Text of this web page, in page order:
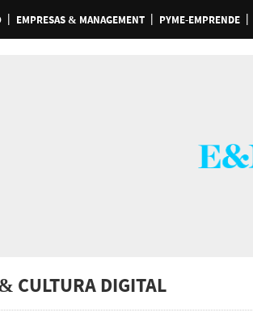
EMPRESAS & MANAGEMENT PYME-EMPRENDE
CULTURA DIGITAL